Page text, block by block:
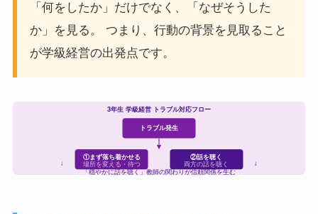
「何をしたか」だけでなく、「なぜそうした
か」を見る。 つまり、行動の背景を見取ること
が学級経営の出発点です。
3年生 学級経営 トラブル対応フロー
トラブル発生
①まず落ち着かせる
場所を変える・待つ
②話を聴く
両方の話を聴く
↓
↓
「穏やかに話を聴く」教師の関わりが信頼関係を生む